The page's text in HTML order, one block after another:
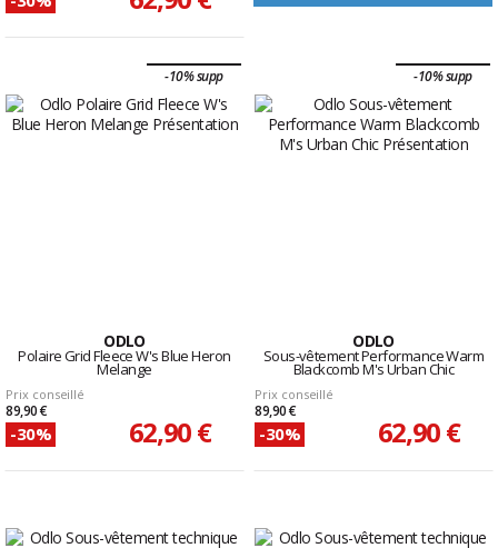
-10% supp
ODLO
Polaire Grid Fleece W's Blue Heron
Melange
Prix conseillé
89,90 €
-30% 62,90 €
-10% supp
ODLO
Sous-vêtement Performance Warm
Blackcomb M's Urban Chic
Prix conseillé
89,90 €
-30% 62,90 €